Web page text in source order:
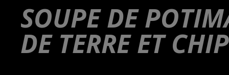
SOUPE DE
DE TERRE ET